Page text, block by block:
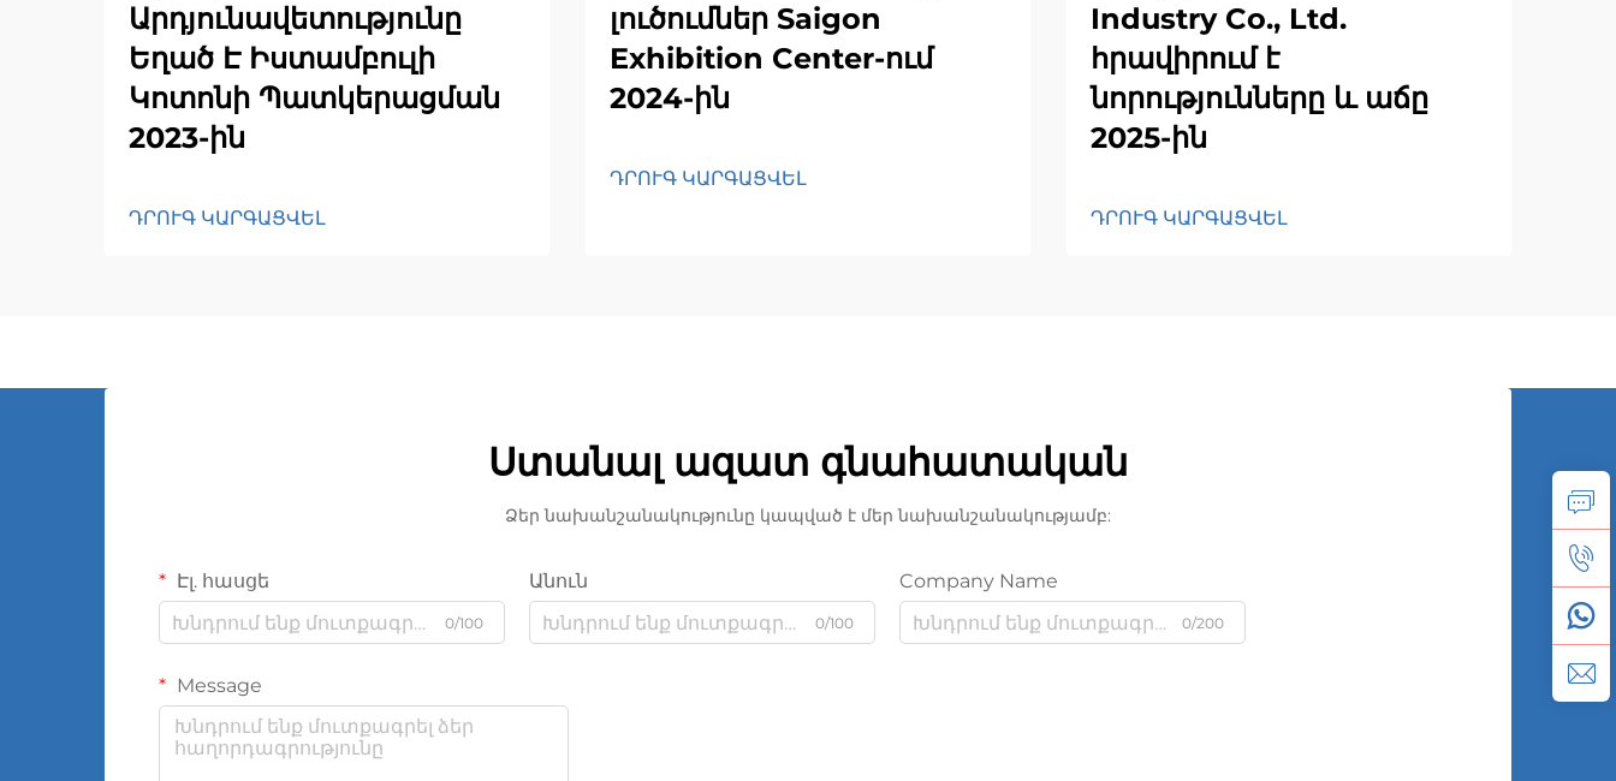
Արդյունավետությունը
Եղած Է Իստամբուլի
Կոտոնի Պատկերացման
2023-ին
ԴՐՈՒԳ ԿԱՐԳԱՑՎԵԼ
լուծումներ Saigon
Exhibition Center-ում
2024-ին
ԴՐՈՒԳ ԿԱՐԳԱՑՎԵԼ
Industry Co., Ltd.
հրավիրում է
նորությունները և աճը
2025-ին
ԴՐՈՒԳ ԿԱՐԳԱՑՎԵԼ
Ստանալ ազատ գնահատական
Ձեր նախանշանակությունը կապված է մեր նախանշանակությամբ:
Էլ. հասցե
0/100
Անուն
0/100
Company Name
0/200
Message